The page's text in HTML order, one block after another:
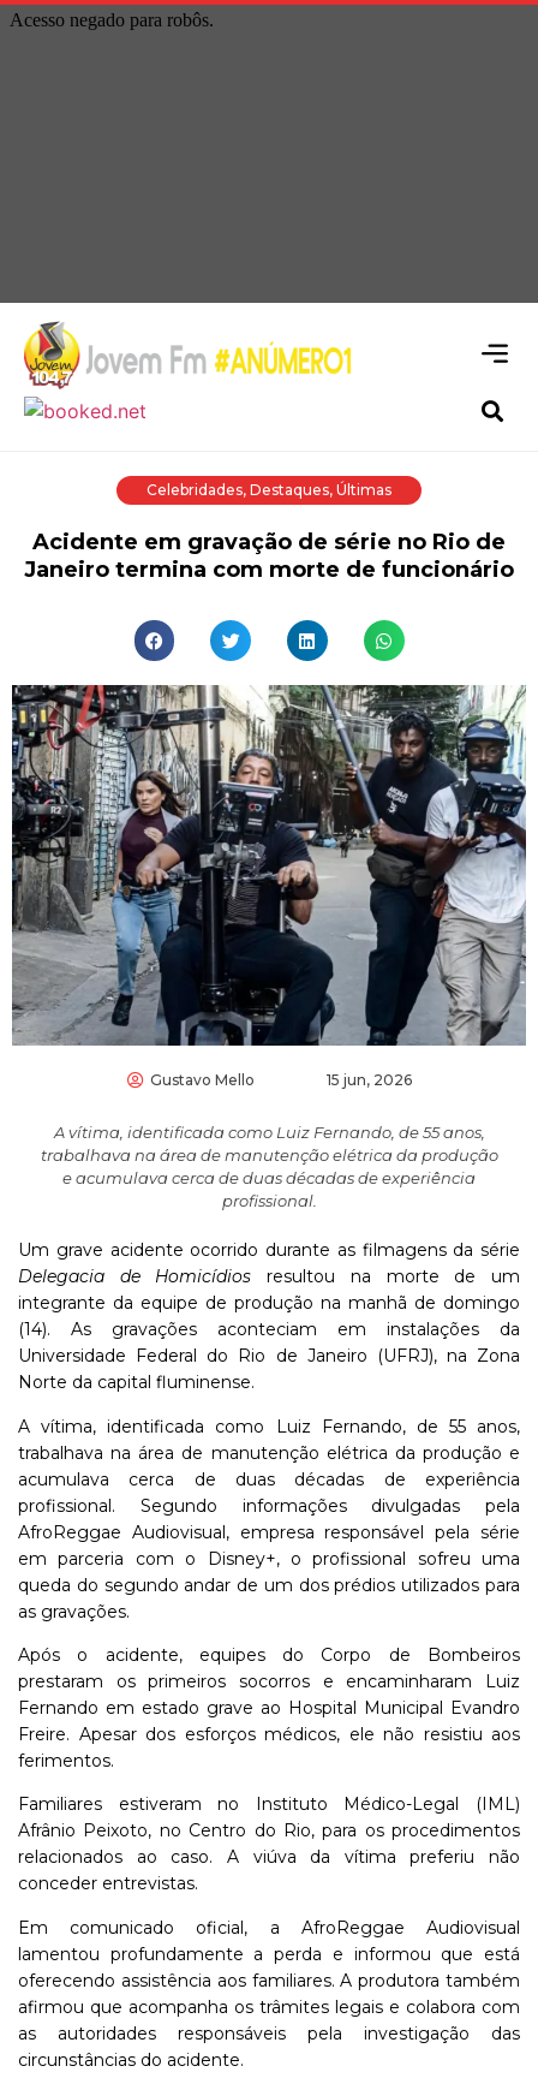
Celebridades, Destaques, Últimas
Acidente em gravação de série no Rio de
Janeiro termina com morte de funcionário
Gustavo Mello 15 jun, 2026
A vítima, identificada como Luiz Fernando, de 55 anos,
trabalhava na área de manutenção elétrica da produção
e acumulava cerca de duas décadas de experiência
profissional.
Um grave acidente ocorrido durante as filmagens da série
Delegacia de Homicídios resultou na morte de um
integrante da equipe de produção na manhã de domingo
(14). As gravações aconteciam em instalações da
Universidade Federal do Rio de Janeiro (UFRJ), na Zona
Norte da capital fluminense.
A vítima, identificada como Luiz Fernando, de 55 anos,
trabalhava na área de manutenção elétrica da produção e
acumulava cerca de duas décadas de experiência
profissional. Segundo informações divulgadas pela
AfroReggae Audiovisual, empresa responsável pela série
em parceria com o Disney+, o profissional sofreu uma
queda do segundo andar de um dos prédios utilizados para
as gravações.
Após o acidente, equipes do Corpo de Bombeiros
prestaram os primeiros socorros e encaminharam Luiz
Fernando em estado grave ao Hospital Municipal Evandro
Freire. Apesar dos esforços médicos, ele não resistiu aos
ferimentos.
Familiares estiveram no Instituto Médico-Legal (IML)
Afrânio Peixoto, no Centro do Rio, para os procedimentos
relacionados ao caso. A viúva da vítima preferiu não
conceder entrevistas.
Em comunicado oficial, a AfroReggae Audiovisual
lamentou profundamente a perda e informou que está
oferecendo assistência aos familiares. A produtora também
afirmou que acompanha os trâmites legais e colabora com
as autoridades responsáveis pela investigação das
circunstâncias do acidente.